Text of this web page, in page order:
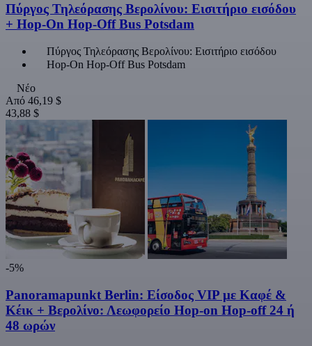
Πύργος Τηλεόρασης Βερολίνου: Εισιτήριο εισόδου
+ Hop-On Hop-Off Bus Potsdam
Πύργος Τηλεόρασης Βερολίνου: Εισιτήριο εισόδου
Hop-On Hop-Off Bus Potsdam
Νέο
Από 46,19 $
43,88 $
-5%
Panoramapunkt Berlin: Είσοδος VIP με Καφέ &
Κέικ + Βερολίνο: Λεωφορείο Hop-on Hop-off 24 ή
48 ωρών